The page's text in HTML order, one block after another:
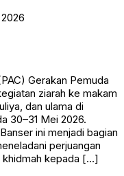
Gerakan Pemuda
ziarah ke makam
dan ulama di
30–31 Mei 2026.
ini menjadi bagian
perjuangan
kepada […]